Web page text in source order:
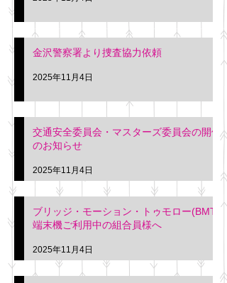
金沢警察署より捜査協力依頼
2025年11月4日
交通安全委員会・マスターズ委員会の開催
のお知らせ
2025年11月4日
ブリッジ・モーション・トゥモロー(BMT)
端末機ご利用中の組合員様へ
2025年11月4日